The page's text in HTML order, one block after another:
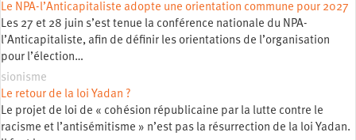
Le NPA-l’Anticapitaliste adopte une orientation commune pour 2027
Les 27 et 28 juin s’est tenue la conférence nationale du NPA-
l’Anticapitaliste, afin de définir les orientations de l’organisation
pour l’élection…
sionisme
Le retour de la loi Yadan ?
Le projet de loi de « cohésion républicaine par la lutte contre le
racisme et l’antisémitisme » n’est pas la résurrection de la loi Yadan.